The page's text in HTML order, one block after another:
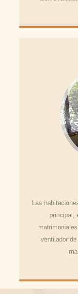
Las
principal,
ventilador